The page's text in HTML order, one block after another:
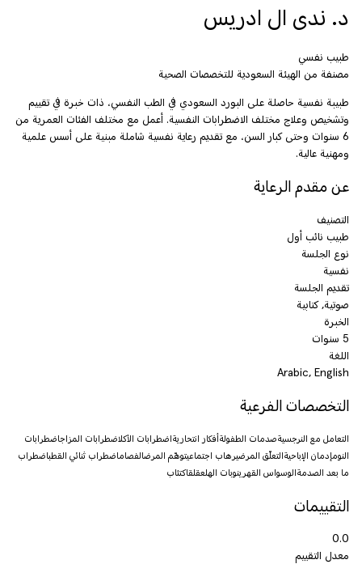
د. ندى ال ادريس
طبيب نفسي
مصنفة من الهيئة السعودية للتخصصات الصحية
طبيبة نفسية حاصلة على البورد السعودي في الطب النفسي، ذات خبرة في تقييم
وتشخيص وعلاج مختلف الاضطرابات النفسية. أعمل مع مختلف الفئات العمرية من
6 سنوات وحتى كبار السن، مع تقديم رعاية نفسية شاملة مبنية على أسس علمية
ومهنية عالية.
عن مقدم الرعاية
التصنيف
طبيب نائب أول
نوع الجلسة
نفسية
تقديم الجلسة
صوتية, كتابية
الخبرة
5 سنوات
اللغة
Arabic, English
التخصصات الفرعية
التعامل مع النرجسيةصدمات الطفولة أفكار انتحارية اضطرابات الأكلاضطرابات المزاجاضطرابات
النومإدمان الإباحية التعلّق المرضيرهاب اجتماعيتوهّم المرضالفصاماضطراب ثنائي القطباضطراب
ما بعد الصدمة الوسواس القهرينوبات الهلعقلقاكتئاب
التقييمات
0.0
معدل التقييم